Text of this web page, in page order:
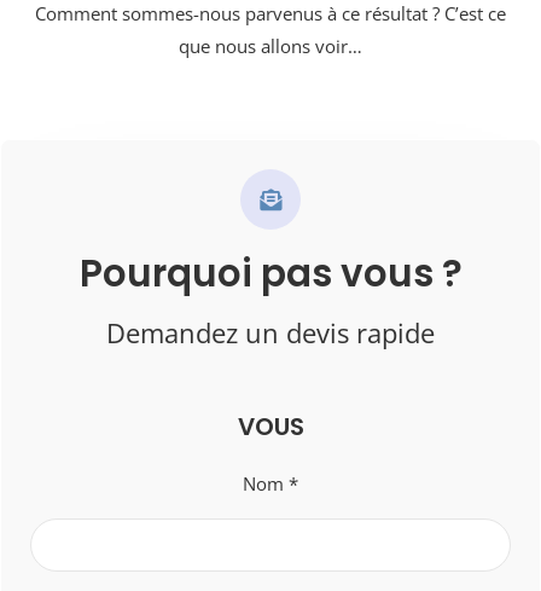
Comment sommes-nous parvenus à ce résultat ? C’est ce
que nous allons voir…
Pourquoi pas vous ?
Demandez un devis rapide
VOUS
Nom *